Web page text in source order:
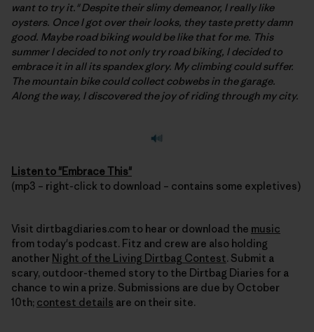
want to try it." Despite their slimy demeanor, I really like
oysters. Once I got over their looks, they taste pretty damn
good. Maybe road biking would be like that for me. This
summer I decided to not only try road biking, I decided to
embrace it in all its spandex glory. My climbing could suffer.
The mountain bike could collect cobwebs in the garage.
Along the way, I discovered the joy of riding through my city.
Listen to "Embrace This"
(mp3 – right-click to download – contains some expletives)
Visit dirtbagdiaries.com to hear or download the music
from today's podcast. Fitz and crew are also holding
another Night of the Living Dirtbag Contest. Submit a
scary, outdoor-themed story to the Dirtbag Diaries for a
chance to win a prize. Submissions are due by October
10th; contest details are on their site.